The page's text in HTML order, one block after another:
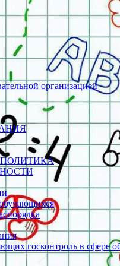
организацией
госконтроль в сфере